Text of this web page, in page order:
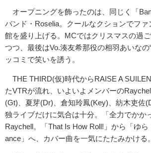
オープニングを飾ったのは、同じく「
バンド・Roselia。クールなクションでフ
館を盛り上げる。MCではクリスマスの過
つつ、最後はVo.湊友希那役の相羽あいなの
ッコミで笑いを誘う。
THE THIRD(仮)時代からRAISE A
たVTRが流れ、いよいよメンバーの
(Gt)、夏芽(Dr)、倉知玲鳳(Key)、紡木吏佐
独ライブだけに気合は十分。「全力でかか
Raychell。「That Is How Roll!」から「ゆ
ance」へ、カバー曲を一気にたたみかける。